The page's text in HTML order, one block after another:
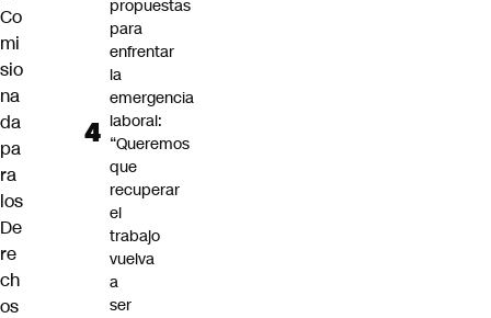
Co
mi
sio
na
da
pa
ra
los
De
re
ch
os
propuestas
para
enfrentar
la
emergencia
laboral:
“Queremos
que
recuperar
el
trabajo
vuelva
a
ser